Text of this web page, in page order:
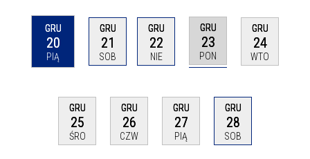
GRU
20
PIĄ
GRU
21
SOB
GRU
22
NIE
GRU
23
PON
GRU
24
WTO
GRU
25
ŚRO
GRU
26
CZW
GRU
27
PIĄ
GRU
28
SOB